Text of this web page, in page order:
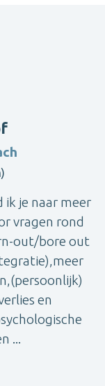
ik je naar meer
vragen rond
out/bore out
en
...